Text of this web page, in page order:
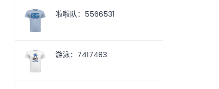
啦啦队：5566531
游泳：7417483